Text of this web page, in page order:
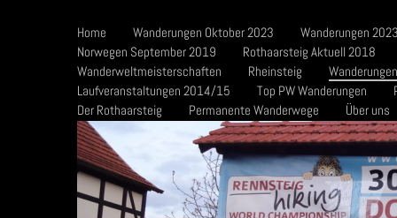
Home Wanderungen Oktober 2023
Wanderungen
Norwegen September 2019
Rothaarsteig Aktuell 2018
Wanderweltmeisterschaften
Rheinsteig
Laufveranstaltungen 2014/15
Top PW Wanderungen
Der Rothaarsteig
Permanente Wanderwege Über uns